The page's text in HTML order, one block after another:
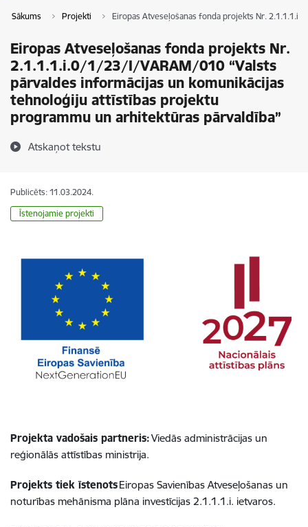
Sākums Projekti Eiropas Atveseļošanas fonda projekts Nr.
Eiropas Atveseļošanas fonda projekts Nr.
2.1.1.1.i.0/1/23/I/VARAM/010 “Valsts
pārvaldes informācijas un komunikācijas
tehnoloģiju attīstības projektu
programmu un arhitektūras pārvaldība”
Atskaņot tekstu
Publicēts: 11.03.2024.
Īstenojamie projekti
Projekta vadošais partneris:Viedās administrācijas un
reģionālās attīstības ministrija.
Projekts tiek īstenotsEiropas Savienības Atveseļošanas un
noturības mehānisma plāna investīcijas 2.1.1.1.i. ietvaros.